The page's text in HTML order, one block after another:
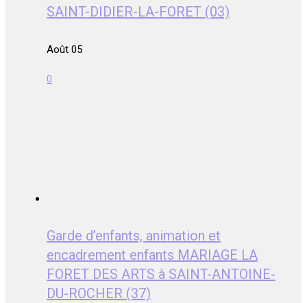
SAINT-DIDIER-LA-FORET (03)
Août 05
0
Garde d’enfants, animation et
encadrement enfants MARIAGE LA
FORET DES ARTS à SAINT-ANTOINE-
DU-ROCHER (37)